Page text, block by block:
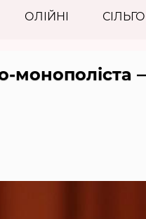
ОЛІЙНІ
монополіста